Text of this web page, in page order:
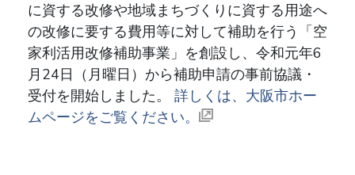
に資する改修や地域まちづくりに資する用途へ
の改修に要する費用等に対して補助を行う「空
家利活用改修補助事業」を創設し、令和元年6
月24日（月曜日）から補助申請の事前協議・
受付を開始しました。 詳しくは、大阪市ホー
ムページをご覧ください。